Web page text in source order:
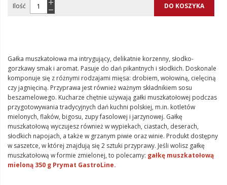
Ilość
DO KOSZYKA
Gałka muszkatołowa ma intrygujący, delikatnie korzenny, słodko-
gorzkawy smak i aromat. Pasuje do dań pikantnych i słodkich. Doskonale
komponuje się z różnymi rodzajami mięsa: drobiem, wołowiną, cielęciną
czy jagnięciną. Przyprawa jest również ważnym składnikiem sosu
beszamelowego. Kucharze chętnie używają gałki muszkatołowej podczas
przygotowywania tradycyjnych dań kuchni polskiej, m.in. kotletów
mielonych, flaków, bigosu, zupy fasolowej i jarzynowej. Gałkę
muszkatołową wyczujesz również w wypiekach, ciastach, deserach,
słodkich napojach, a także w grzanym piwie oraz winie. Produkt dostępny
w saszetce, w której znajdują się 2 sztuki przyprawy. Jeśli wolisz gałkę
muszkatołową w formie zmielonej, to polecamy: gałkę muszkatołową
mieloną 350 g Prymat GastroLine.